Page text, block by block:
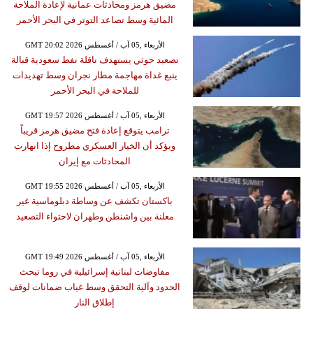
مضيق هرمز ومحادثات عمانية لإعادة الملاحة
المائية وسط تصاعد التوتر في البحر الأحمر
GMT 20:02 2026 الأربعاء ,05 آب / أغسطس
تصعيد حوثي يستهدف ناقلة نفط سعودية قبالة
ينبع غداة مهاجمة مطار نجران وسط تهديدات
للملاحة في البحر الأحمر
GMT 19:57 2026 الأربعاء ,05 آب / أغسطس
ترامب يتوقع إعادة فتح مضيق هرمز قريباً
ويؤكد أن الخيار العسكري مطروح إذا انهارت
المحادثات مع إيران
GMT 19:55 2026 الأربعاء ,05 آب / أغسطس
باكستان تكشف عن وساطة دبلوماسية غير
معلنة بين واشنطن وطهران لاحتواء التصعيد
GMT 19:49 2026 الأربعاء ,05 آب / أغسطس
مفاوضات لبنانية إسرائيلية في روما تبحث
الحدود وآلية التحقق وسط غياب ضمانات لوقف
إطلاق النار